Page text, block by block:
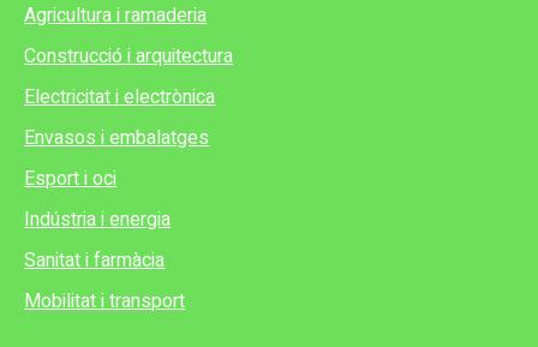
Agricultura i ramaderia
Construcció i arquitectura
Electricitat i electrònica
Envasos i embalatges
Esport i oci
Indústria i energia
Sanitat i farmàcia
Mobilitat i transport